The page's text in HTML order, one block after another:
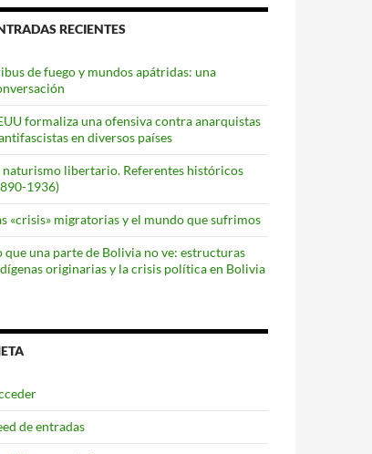
RECIENTES
de fuego y mundos apátridas: una
formaliza una ofensiva contra anarquistas
en diversos países
naturismo libertario. Referentes históricos
1936)
«crisis» migratorias y el mundo que sufrimos
que una parte de Bolivia no ve: estructuras
originarias y la crisis política en Bolivia
de entradas